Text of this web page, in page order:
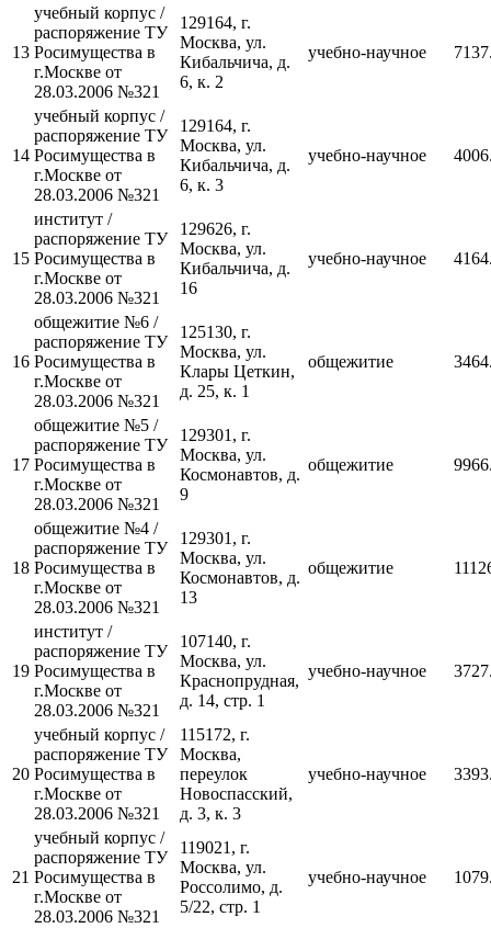
13
учебный корпус /
распоряжение ТУ
Росимущества в
г.Москве от
28.03.2006 №321
129164, г.
Москва, ул.
Кибальчича, д.
6, к. 2
учебно-научное
14
учебный корпус /
распоряжение ТУ
Росимущества в
г.Москве от
28.03.2006 №321
129164, г.
Москва, ул.
Кибальчича, д.
6, к. 3
учебно-научное
15
институт /
распоряжение ТУ
Росимущества в
г.Москве от
28.03.2006 №321
129626, г.
Москва, ул.
Кибальчича, д.
16
учебно-научное
16
общежитие №6 /
распоряжение ТУ
Росимущества в
г.Москве от
28.03.2006 №321
125130, г.
Москва, ул.
Клары Цеткин,
д. 25, к. 1
общежитие
17
общежитие №5 /
распоряжение ТУ
Росимущества в
г.Москве от
28.03.2006 №321
129301, г.
Москва, ул.
Космонавтов, д.
9
общежитие
18
общежитие №4 /
распоряжение ТУ
Росимущества в
г.Москве от
28.03.2006 №321
129301, г.
Москва, ул.
Космонавтов, д.
13
общежитие
19
институт /
распоряжение ТУ
Росимущества в
г.Москве от
28.03.2006 №321
107140, г.
Москва, ул.
Краснопрудная,
д. 14, стр. 1
учебно-научное
20
учебный корпус /
распоряжение ТУ
Росимущества в
г.Москве от
28.03.2006 №321
115172, г.
Москва,
переулок
Новоспасский,
д. 3, к. 3
учебно-научное
21
учебный корпус /
распоряжение ТУ
Росимущества в
г.Москве от
28.03.2006 №321
119021, г.
Москва, ул.
Россолимо, д.
5/22, стр. 1
учебно-научное